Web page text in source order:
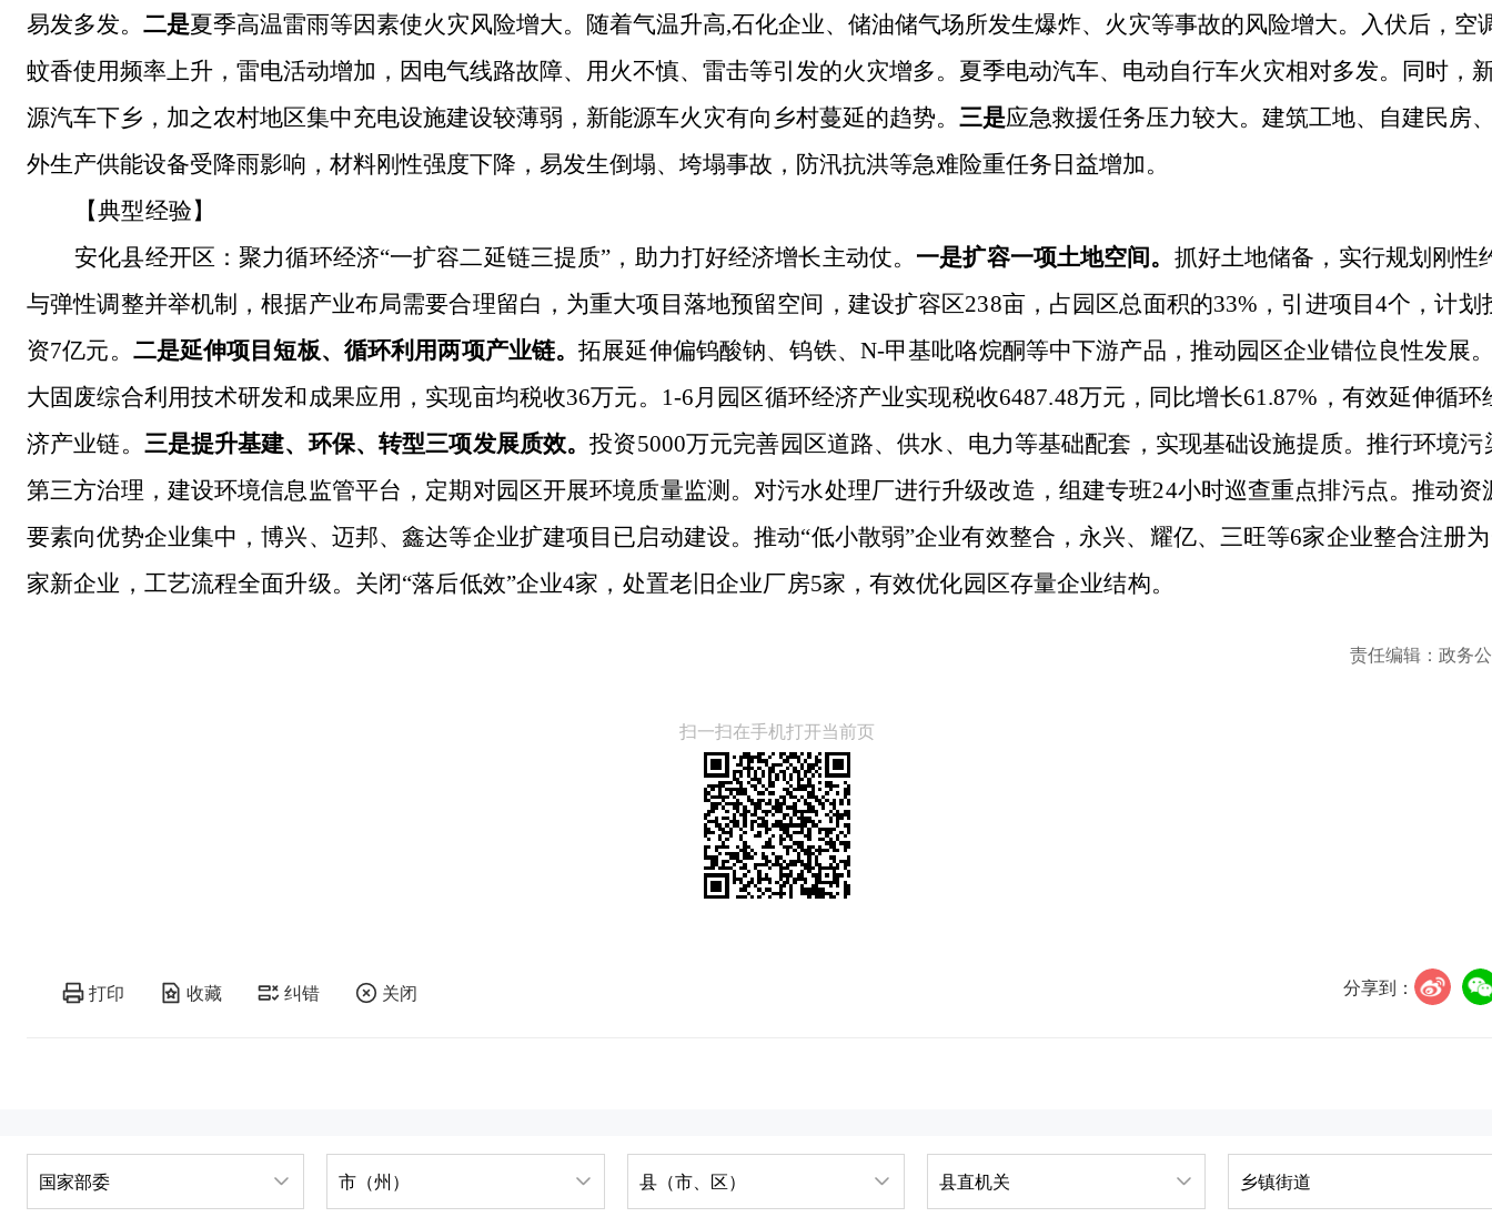
易发多发。 二是夏季高温雷雨等因素使火灾风险增大。随着气温升高,石化企业、储油储气场所发生爆炸、火灾等事故的风险增大。入伏后，空
蚊香使用频率上升，雷电活动增加，因电气线路故障、用火不慎、雷击等引发的火灾增多。夏季电动汽车、电动自行车火灾相对多发。同时，
源汽车下乡，加之农村地区集中充电设施建设较薄弱，新能源车火灾有向乡村蔓延的趋势。 三是应急救援任务压力较大。建筑工地、自建民房
外生产供能设备受降雨影响，材料刚性强度下降，易发生倒塌、垮塌事故，防汛抗洪等急难险重任务日益增加。
【典型经验】
安化县经开区：聚力循环经济“一扩容二延链三提质”，助力打好经济增长主动仗。 一是扩容一项土地空间。 抓好土地储备，实行规划刚性
与弹性调整并举机制，根据产业布局需要合理留白，为重大项目落地预留空间，建设扩容区238亩，占园区总面积的33%，引进项目4个，计划
资7亿元。 二是延伸项目短板、循环利用两项产业链。拓展延伸偏钨酸钠、钨铁、 N-甲基吡咯烷酮等中下游产品，推动园区企业错位良性发展
大固废综合利用技术研发和成果应用，实现亩均税收36万元。1-6月园区循环经济产业实现税收6487.48万元，同比增长61.87%，有效延伸循环
济产业链。 三是提升基建、环保、转型三项发展质效。投资5000万元完善园区道路、供水、电力等基础配套，实现基础设施提质。推行环境污
第三方治理，建设环境信息监管平台，定期对园区开展环境质量监测。对污水处理厂进行升级改造，组建专班24小时巡查重点排污点。推动资
要素向优势企业集中，博兴、迈邦、鑫达等企业扩建项目已启动建设。推动“低小散弱”企业有效整合，永兴、耀亿、三旺等6家企业整合注册
家新企业，工艺流程全面升级。关闭“落后低效”企业4家，处置老旧企业厂房5家，有效优化园区存量企业结构。
责任编辑：政务
扫一扫在手机打开当前页
打印 收藏 纠错 关闭 分享到：
国家部委 市（州） 县（市、区） 县直机关 乡镇街道